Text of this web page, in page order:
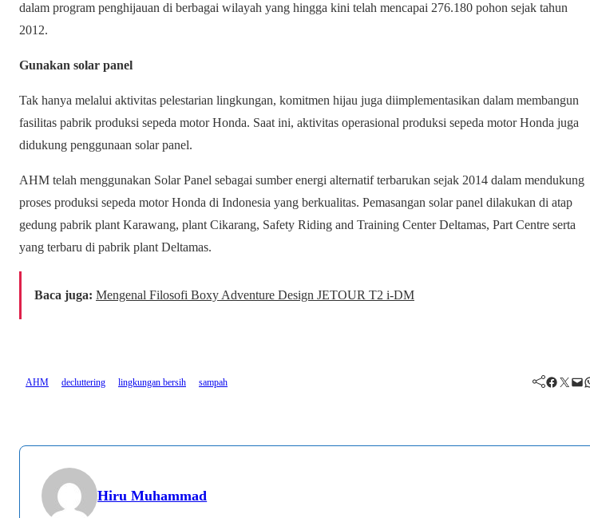
dalam program penghijauan di berbagai wilayah yang hingga kini telah mencapai 276.180 pohon sejak tahun
2012.
Gunakan solar panel
Tak hanya melalui aktivitas pelestarian lingkungan, komitmen hijau juga diimplementasikan dalam membangun
fasilitas pabrik produksi sepeda motor Honda. Saat ini, aktivitas operasional produksi sepeda motor Honda juga
didukung penggunaan solar panel.
AHM telah menggunakan Solar Panel sebagai sumber energi alternatif terbarukan sejak 2014 dalam mendukung
proses produksi sepeda motor Honda di Indonesia yang berkualitas. Pemasangan solar panel dilakukan di atap
gedung pabrik plant Karawang, plant Cikarang, Safety Riding and Training Center Deltamas, Part Centre serta
yang terbaru di pabrik plant Deltamas.
Baca juga: Mengenal Filosofi Boxy Adventure Design JETOUR T2 i-DM
AHM decluttering lingkungan bersih sampah Facebook Twitter Mail WhatsApp
Hiru Muhammad